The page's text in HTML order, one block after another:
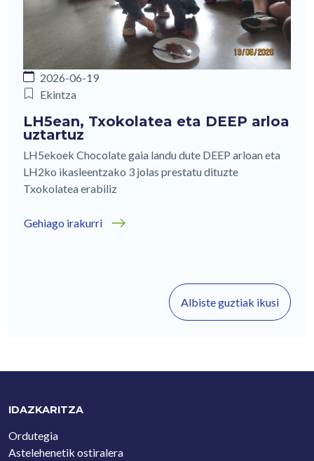
2026-06-19
Ekintza
LH5ean, Txokolatea eta DEEP arloa
uztartuz
LH5ekoek Chocolate gaia landu dute DEEP arloan eta
LH2ko ikasleentzako 3 jolas prestatu dituzte
Txokolatea erabiliz
Gehiago irakurri
Albiste guztiak ikusi
IDAZKARITZA
Ordutegia
Astelehenetik ostiralera